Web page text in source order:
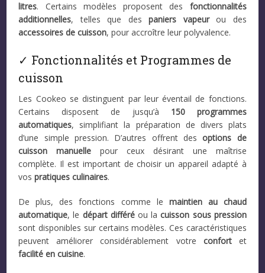
litres. Certains modèles proposent des fonctionnalités
additionnelles, telles que despaniers vapeurou des
accessoires de cuisson, pour accroître leur polyvalence.
✓ Fonctionnalités et Programmes de
cuisson
Les Cookeo se distinguent par leur éventail de fonctions.
Certains disposent de jusqu’à 150 programmes
automatiques, simplifiant la préparation de divers plats
d’une simple pression. D’autres offrent desoptions de
cuisson manuelle pour ceux désirant une maîtrise
complète. Il est important de choisir un appareil adapté à
vospratiques culinaires.
De plus, des fonctions comme le maintien au chaud
automatique, le départ différéou lacuisson sous pression
sont disponibles sur certains modèles. Ces caractéristiques
peuvent améliorer considérablement votre confortet
facilité en cuisine.